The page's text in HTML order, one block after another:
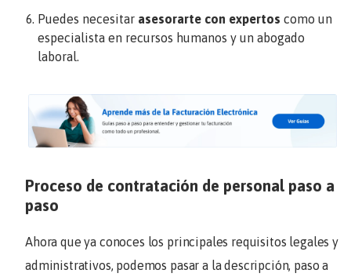
Puedes necesitar asesorarte con expertos como un
especialista en recursos humanos y un abogado
laboral.
Proceso de contratación de personal paso a
paso
Ahora que ya conoces los principales requisitos legales y
administrativos, podemos pasar a la descripción, paso a